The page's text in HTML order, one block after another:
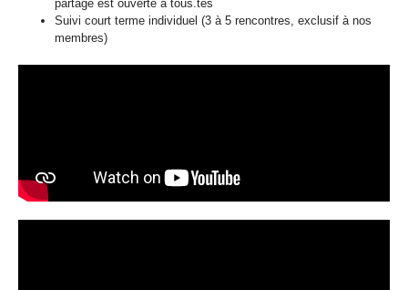
partage est ouverte à tous.tes
Suivi court terme individuel (3 à 5 rencontres, exclusif à nos
membres)